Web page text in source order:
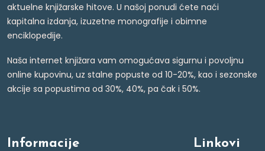
aktuelne knjižarske hitove. U našoj ponudi ćete naći
kapitalna izdanja, izuzetne monografije i obimne
enciklopedije.
Naša internet knjižara vam omogućava sigurnu i povoljnu
online kupovinu, uz stalne popuste od 10-20%, kao i sezonske
akcije sa popustima od 30%, 40%, pa čak i 50%.
Informacije Linkovi